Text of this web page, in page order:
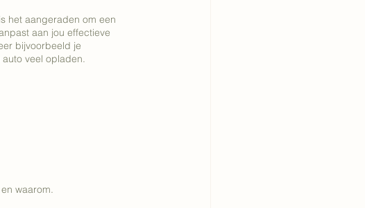
het aangeraden om een
aan jou effectieve
bijvoorbeeld je
veel opladen.
waarom.